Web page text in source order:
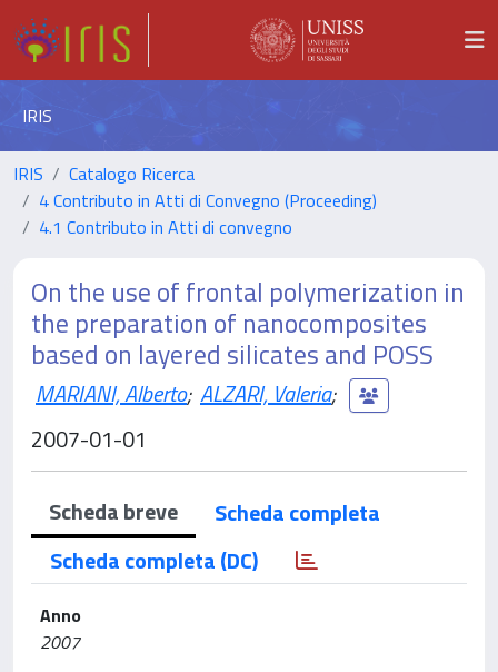
IRIS
IRIS
Catalogo Ricerca
4 Contributo in Atti di Convegno (Proceeding)
4.1 Contributo in Atti di convegno
On the use of frontal polymerization in
the preparation of nanocomposites
based on layered silicates and POSS
MARIANI, Alberto; ALZARI, Valeria;
2007-01-01
Scheda breve
Scheda completa
Scheda completa (DC)
Anno
2007